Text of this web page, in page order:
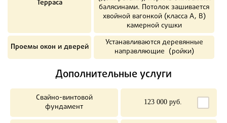
Терраса
балясинами. Потолок зашивается
хвойной вагонкой (класса А, В)
камерной сушки
Проемы окон и дверей
Устанавливаются деревянные
направляющие (ройки)
Дополнительные услуги
Свайно-винтовой
фундамент
123 000 руб.